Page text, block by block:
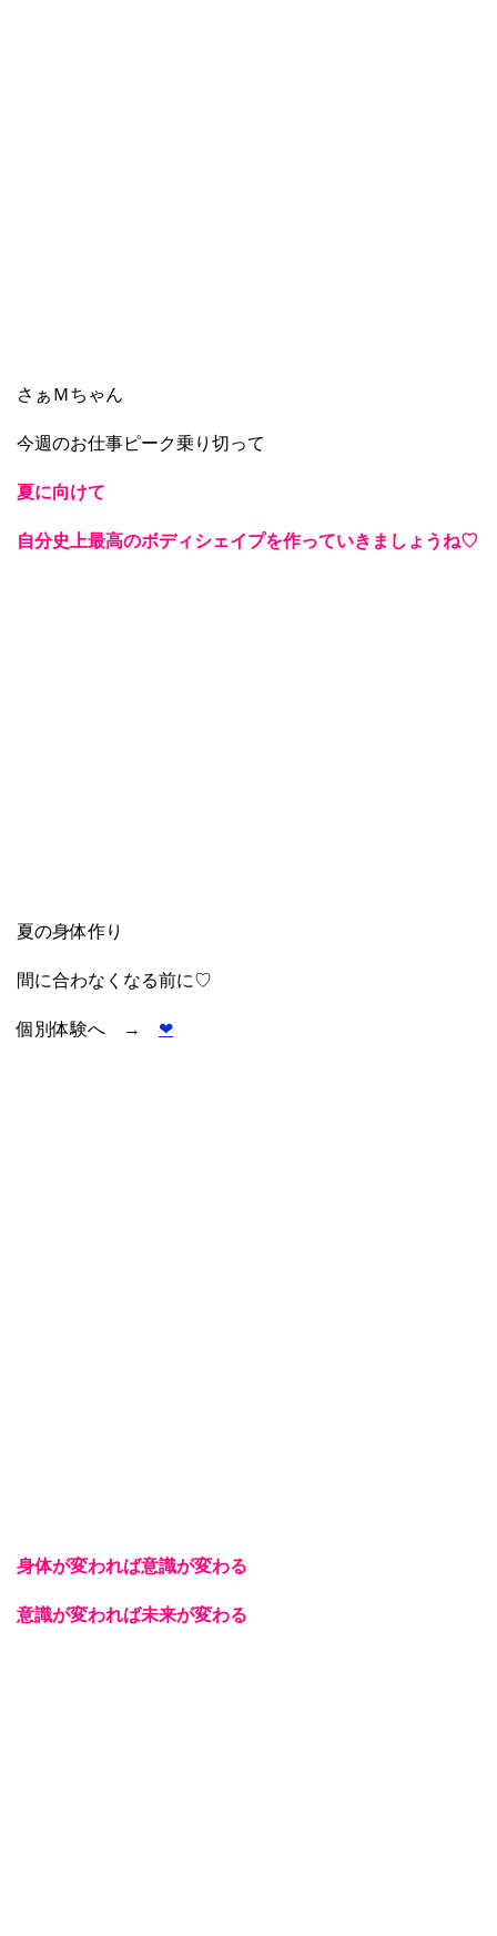
さぁＭちゃん
今週のお仕事ピーク乗り切って
夏に向けて
自分史上最高のボディシェイプを作っていきましょうね♡
夏の身体作り
間に合わなくなる前に♡
個別体験へ → ❤︎
身体が変われば意識が変わる
意識が変われば未来が変わる